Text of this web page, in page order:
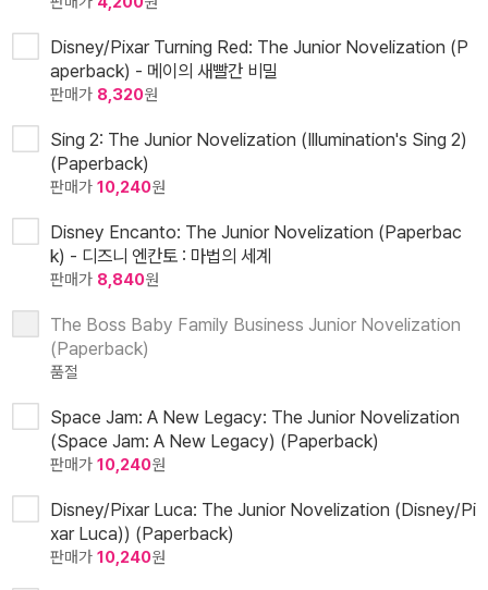
Disney/Pixar Turning Red: The Junior Novelization (P
aperback) - 메이의 새빨간 비밀
판매가 8,320원
Sing 2: The Junior Novelization (Illumination's Sing 2)
(Paperback)
판매가 10,240원
Disney Encanto: The Junior Novelization (Paperbac
k) - 디즈니 엔칸토 : 마법의 세계
판매가 8,840원
The Boss Baby Family Business Junior Novelization
(Paperback)
품절
Space Jam: A New Legacy: The Junior Novelization
(Space Jam: A New Legacy) (Paperback)
판매가 10,240원
Disney/Pixar Luca: The Junior Novelization (Disney/Pi
xar Luca)) (Paperback)
판매가 10,240원